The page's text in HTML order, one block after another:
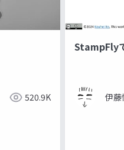
520.9K
StampFly
伊藤